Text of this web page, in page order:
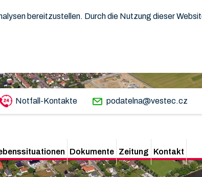
bereitzustellen. Durch die Nutzung dieser
Notfall-Kontakte podatelna@vestec.cz
Dokumente Zeitung Kontakt